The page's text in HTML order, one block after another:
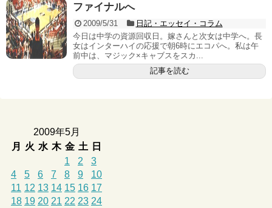
ファイナルへ
2009/5/31
日記・エッセイ・コラム
今日は中学の資源回収日。嫁さんと次女は中学へ。長
女はインターハイの応援で朝6時にエコパへ。私は午
前中は、マジック×キャブスをスカ...
記事を読む
2009年5月
月
火 水 木 金 土
日
1
2
3
4
5 6 7 8 9
10
11 12 13 14 15 16 17
18 19 20 21 22 23 24